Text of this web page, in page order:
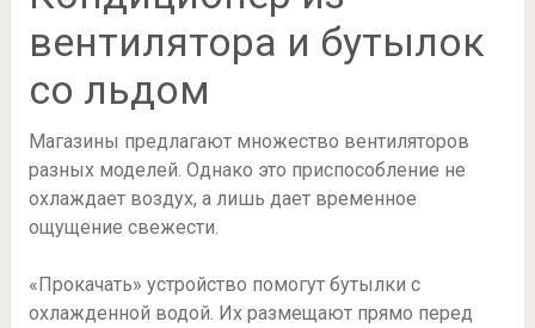
вентилятора и бутылок
со льдом
Магазины предлагают множество вентиляторов
разных моделей. Однако это приспособление не
охлаждает воздух, а лишь дает временное
ощущение свежести.
«Прокачать» устройство помогут бутылки с
охлажденной водой. Их размещают прямо перед